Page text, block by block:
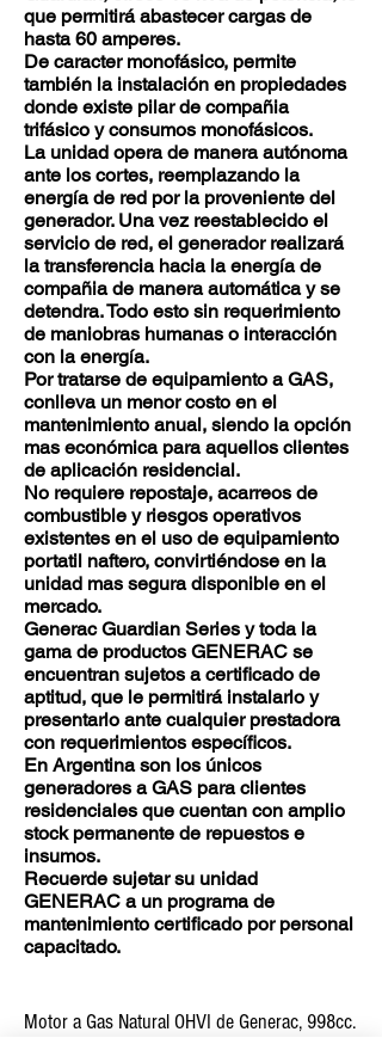
que permitirá abastecer cargas de
hasta 60 amperes.
De caracter monofásico, permite
también la instalación en propiedades
donde existe pilar de compañia
trifásico y consumos monofásicos.
La unidad opera de manera autónoma
ante los cortes, reemplazando la
energía de red por la proveniente del
generador. Una vez reestablecido el
servicio de red, el generador realizará
la transferencia hacia la energía de
compañia de manera automática y se
detendra. Todo esto sin requerimiento
de maniobras humanas o interacción
con la energía.
Por tratarse de equipamiento a GAS,
conlleva un menor costo en el
mantenimiento anual, siendo la opción
mas económica para aquellos clientes
de aplicación residencial.
No requiere repostaje, acarreos de
combustible y riesgos operativos
existentes en el uso de equipamiento
portatil naftero, convirtiéndose en la
unidad mas segura disponible en el
mercado.
Generac Guardian Series y toda la
gama de productos GENERAC se
encuentran sujetos a certificado de
aptitud, que le permitirá instalarlo y
presentarlo ante cualquier prestadora
con requerimientos específicos.
En Argentina son los únicos
generadores a GAS para clientes
residenciales que cuentan con amplio
stock permanente de repuestos e
insumos.
Recuerde sujetar su unidad
GENERAC a un programa de
mantenimiento certificado por personal
capacitado.
Motor a Gas Natural OHVI de Generac, 998cc.